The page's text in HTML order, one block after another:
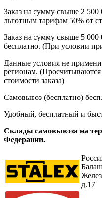
Заказ на сумму свыше 2 500
льготным тарифам 50% от
Заказ на сумму свыше 5 000
бесплатно. (При условии
Данные условия не
регионам. (Просчитываются
стоимости заказа)
Самовывоз (бесплатно)
Удобный, бесплатный и
Склады самовывоза на
Федерации.
д.17